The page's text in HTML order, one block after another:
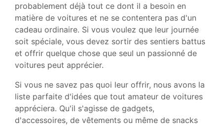
probablement déjà tout ce dont il a besoin en
matière de voitures et ne se contentera pas d'un
cadeau ordinaire. Si vous voulez que leur journée
soit spéciale, vous devez sortir des sentiers battus
et offrir quelque chose que seul un passionné de
voitures peut apprécier.
Si vous ne savez pas quoi leur offrir, nous avons la
liste parfaite d'idées que tout amateur de voitures
appréciera. Qu'il s'agisse de gadgets,
d'accessoires, de vêtements ou même de snacks